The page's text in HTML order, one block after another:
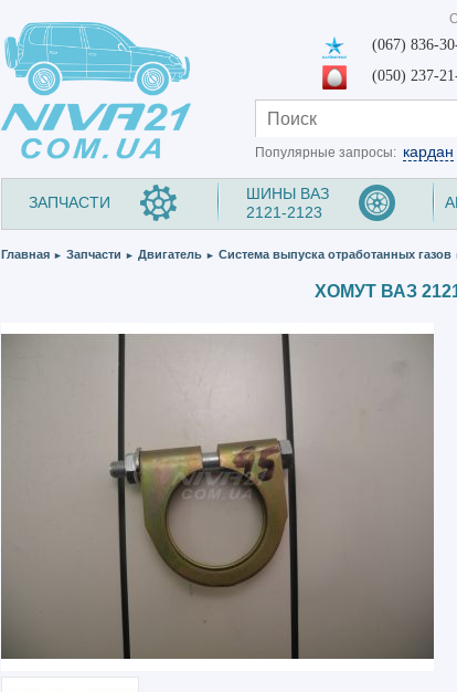
(067) 836-
(050) 237-
Популярные запросы: кардан
ЗАПЧАСТИ
ШИНЫ ВАЗ
2121-2123
Главная ► Запчасти ► Двигатель ► Система выпуска отработанных газов
ХОМУТ ВАЗ